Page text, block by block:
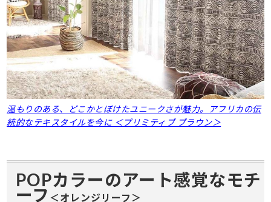
温もりのある、どこかとぼけたユニークさが魅力。アフリカの伝
統的なテキスタイルを今に ＜プリミティブ ブラウン＞
POPカラーの アート感覚なモチ
ーフ ＜オレンジリーフ＞